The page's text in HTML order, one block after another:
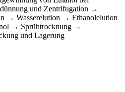
und Zentrifugation →
→ Wasserelution → Ethanolelution
→ Sprühtrocknung →
und Lagerung